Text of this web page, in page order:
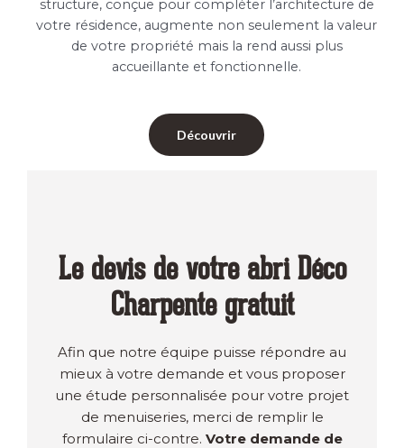
structure, conçue pour compléter l’architecture de
votre résidence, augmente non seulement la valeur
de votre propriété mais la rend aussi plus
accueillante et fonctionnelle.
Découvrir
Le devis de votre abri Déco
Charpente gratuit
Afin que notre équipe puisse répondre au
mieux à votre demande et vous proposer
une étude personnalisée pour votre projet
de menuiseries, merci de remplir le
formulaire ci-contre. Votre demande de